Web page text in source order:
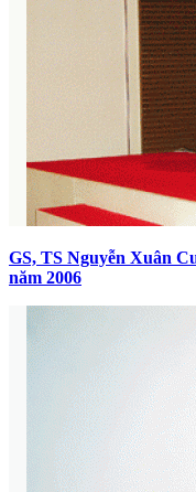
GS, TS Nguyễn Xuân
năm 2006